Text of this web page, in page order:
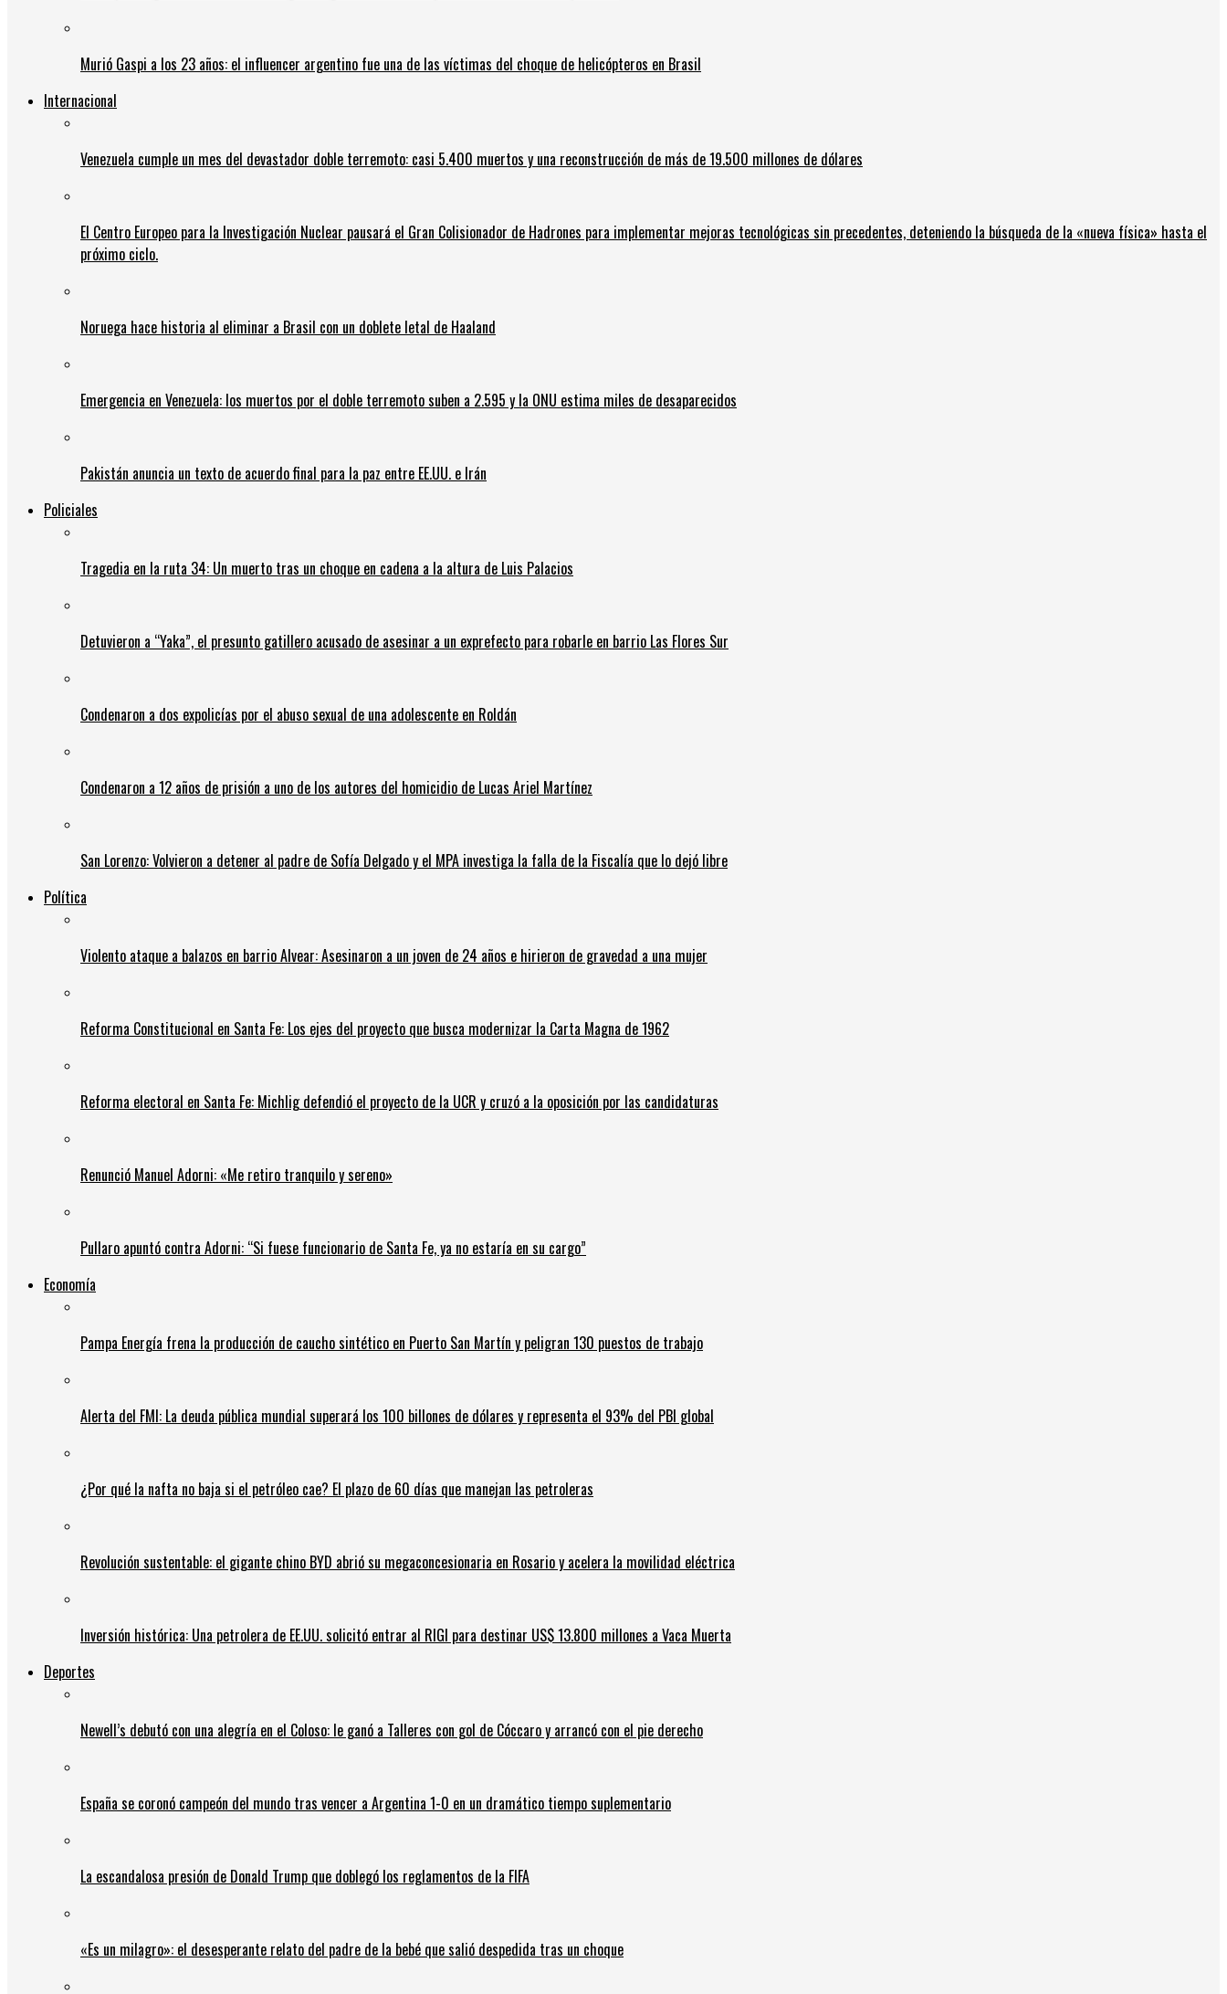
Murió Gaspi a los 23 años: el influencer argentino fue una de las víctimas del choque de helicópteros en Brasil
Internacional
Venezuela cumple un mes del devastador doble terremoto: casi 5.400 muertos y una reconstrucción de más de 19.500 millones de dólares
El Centro Europeo para la Investigación Nuclear pausará el Gran Colisionador de Hadrones para implementar mejoras tecnológicas sin precedentes, deteniendo la búsqueda de la «nueva física» hasta el
próximo ciclo.
Noruega hace historia al eliminar a Brasil con un doblete letal de Haaland
Emergencia en Venezuela: los muertos por el doble terremoto suben a 2.595 y la ONU estima miles de desaparecidos
Pakistán anuncia un texto de acuerdo final para la paz entre EE.UU. e Irán
Policiales
Tragedia en la ruta 34: Un muerto tras un choque en cadena a la altura de Luis Palacios
Detuvieron a “Yaka”, el presunto gatillero acusado de asesinar a un exprefecto para robarle en barrio Las Flores Sur
Condenaron a dos expolicías por el abuso sexual de una adolescente en Roldán
Condenaron a 12 años de prisión a uno de los autores del homicidio de Lucas Ariel Martínez
San Lorenzo: Volvieron a detener al padre de Sofía Delgado y el MPA investiga la falla de la Fiscalía que lo dejó libre
Política
Violento ataque a balazos en barrio Alvear: Asesinaron a un joven de 24 años e hirieron de gravedad a una mujer
Reforma Constitucional en Santa Fe: Los ejes del proyecto que busca modernizar la Carta Magna de 1962
Reforma electoral en Santa Fe: Michlig defendió el proyecto de la UCR y cruzó a la oposición por las candidaturas
Renunció Manuel Adorni: «Me retiro tranquilo y sereno»
Pullaro apuntó contra Adorni: “Si fuese funcionario de Santa Fe, ya no estaría en su cargo”
Economía
Pampa Energía frena la producción de caucho sintético en Puerto San Martín y peligran 130 puestos de trabajo
Alerta del FMI: La deuda pública mundial superará los 100 billones de dólares y representa el 93% del PBI global
¿Por qué la nafta no baja si el petróleo cae? El plazo de 60 días que manejan las petroleras
Revolución sustentable: el gigante chino BYD abrió su megaconcesionaria en Rosario y acelera la movilidad eléctrica
Inversión histórica: Una petrolera de EE.UU. solicitó entrar al RIGI para destinar US$ 13.800 millones a Vaca Muerta
Deportes
Newell’s debutó con una alegría en el Coloso: le ganó a Talleres con gol de Cóccaro y arrancó con el pie derecho
España se coronó campeón del mundo tras vencer a Argentina 1-0 en un dramático tiempo suplementario
La escandalosa presión de Donald Trump que doblegó los reglamentos de la FIFA
«Es un milagro»: el desesperante relato del padre de la bebé que salió despedida tras un choque